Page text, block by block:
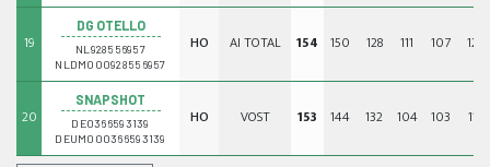
19
DG OTELLO
NL928556957
NLDM000928556957
HO AI TOTAL 154 150 128 111 107 125
20
SNAPSHOT
DE0366593139
DEUM000366593139
HO VOST 153 144 132 104 103 113